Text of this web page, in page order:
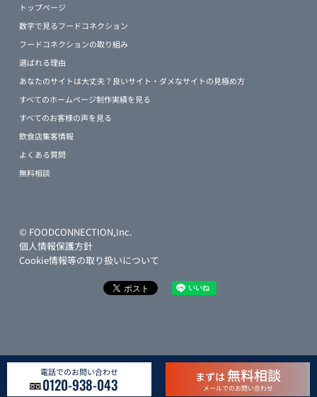
トップページ
数字で見るフードコネクション
フードコネクションの取り組み
選ばれる理由
あなたのサイトは大丈夫？良いサイト・ダメなサイトの見極め方
すべてのホームページ制作実績を見る
すべてのお客様の声を見る
飲食店集客情報
よくある質問
無料相談
© FOODCONNECTION,Inc.
個人情報保護方針
Cookie情報等の取り扱いについて
電話でのお問い合わせ
0120-938-043 まずは 無料相談
メールでのお問い合わせ